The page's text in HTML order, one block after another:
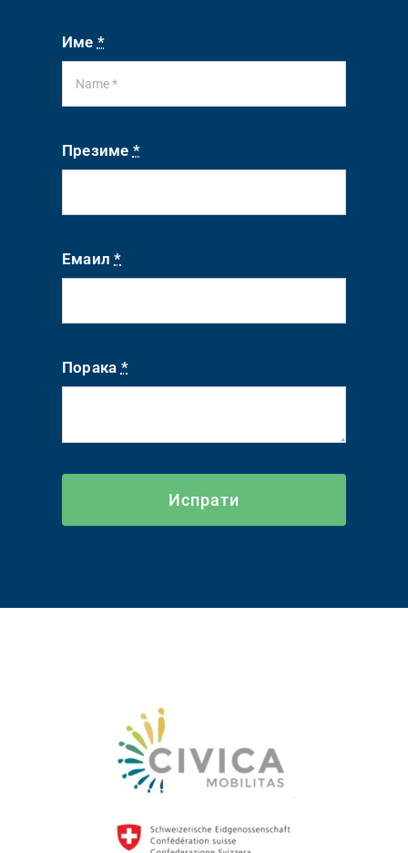
Име *
Презиме *
Емаил*
Порака *
Испрати